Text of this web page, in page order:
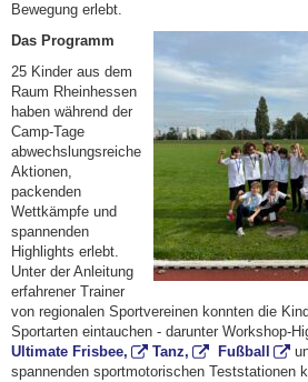
Bewegung erlebt.
Das Programm
25 Kinder aus dem
Raum Rheinhessen
haben während der
Camp-Tage
abwechslungsreiche
Aktionen,
packenden
Wettkämpfe und
spannenden
Highlights erlebt.
Unter der Anleitung
erfahrener Trainer
von regionalen Sportvereinen konnten die
Sportarten eintauchen - darunter Workshop-
Ultimate Frisbee,
Tanz, Fußball
spannenden sportmotorischen Teststationen